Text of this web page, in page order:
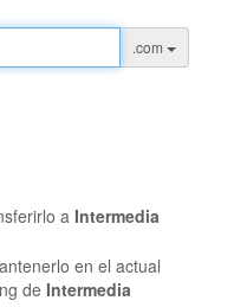
.com
a Intermedia
en el actual
de Intermedia